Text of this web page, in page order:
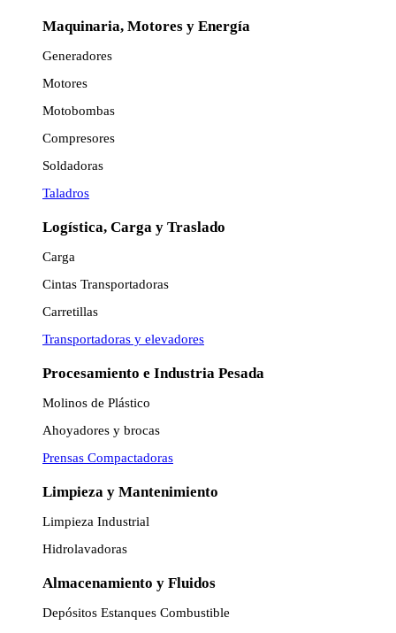
Maquinaria, Motores y Energía
Generadores
Motores
Motobombas
Compresores
Soldadoras
Taladros
Logística, Carga y Traslado
Carga
Cintas Transportadoras
Carretillas
Transportadoras y elevadores
Procesamiento e Industria Pesada
Molinos de Plástico
Ahoyadores y brocas
Prensas Compactadoras
Limpieza y Mantenimiento
Limpieza Industrial
Hidrolavadoras
Almacenamiento y Fluidos
Depósitos Estanques Combustible